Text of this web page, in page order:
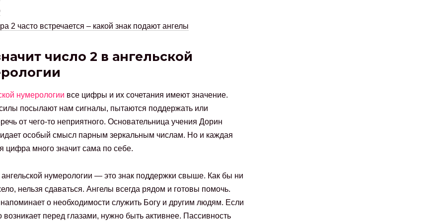
2 часто встречается – какой знак подают ангелы
число 2 в ангельской
нумерологии все цифры и их сочетания имеют значение.
посылают нам сигналы, пытаются поддержать или
от чего-то неприятного. Основательница учения Дорин
особый смысл парным зеркальным числам. Но и каждая
цифра много значит сама по себе.
нумерологии — это знак поддержки свыше. Как бы ни
нельзя сдаваться. Ангелы всегда рядом и готовы помочь.
о необходимости служить Богу и другим людям. Если
возникает перед глазами, нужно быть активнее. Пассивность